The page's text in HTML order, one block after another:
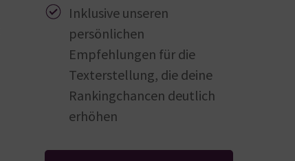
Inklusive unseren
persönlichen
Empfehlungen für die
Texterstellung, die deine
Rankingchancen deutlich
erhöhen